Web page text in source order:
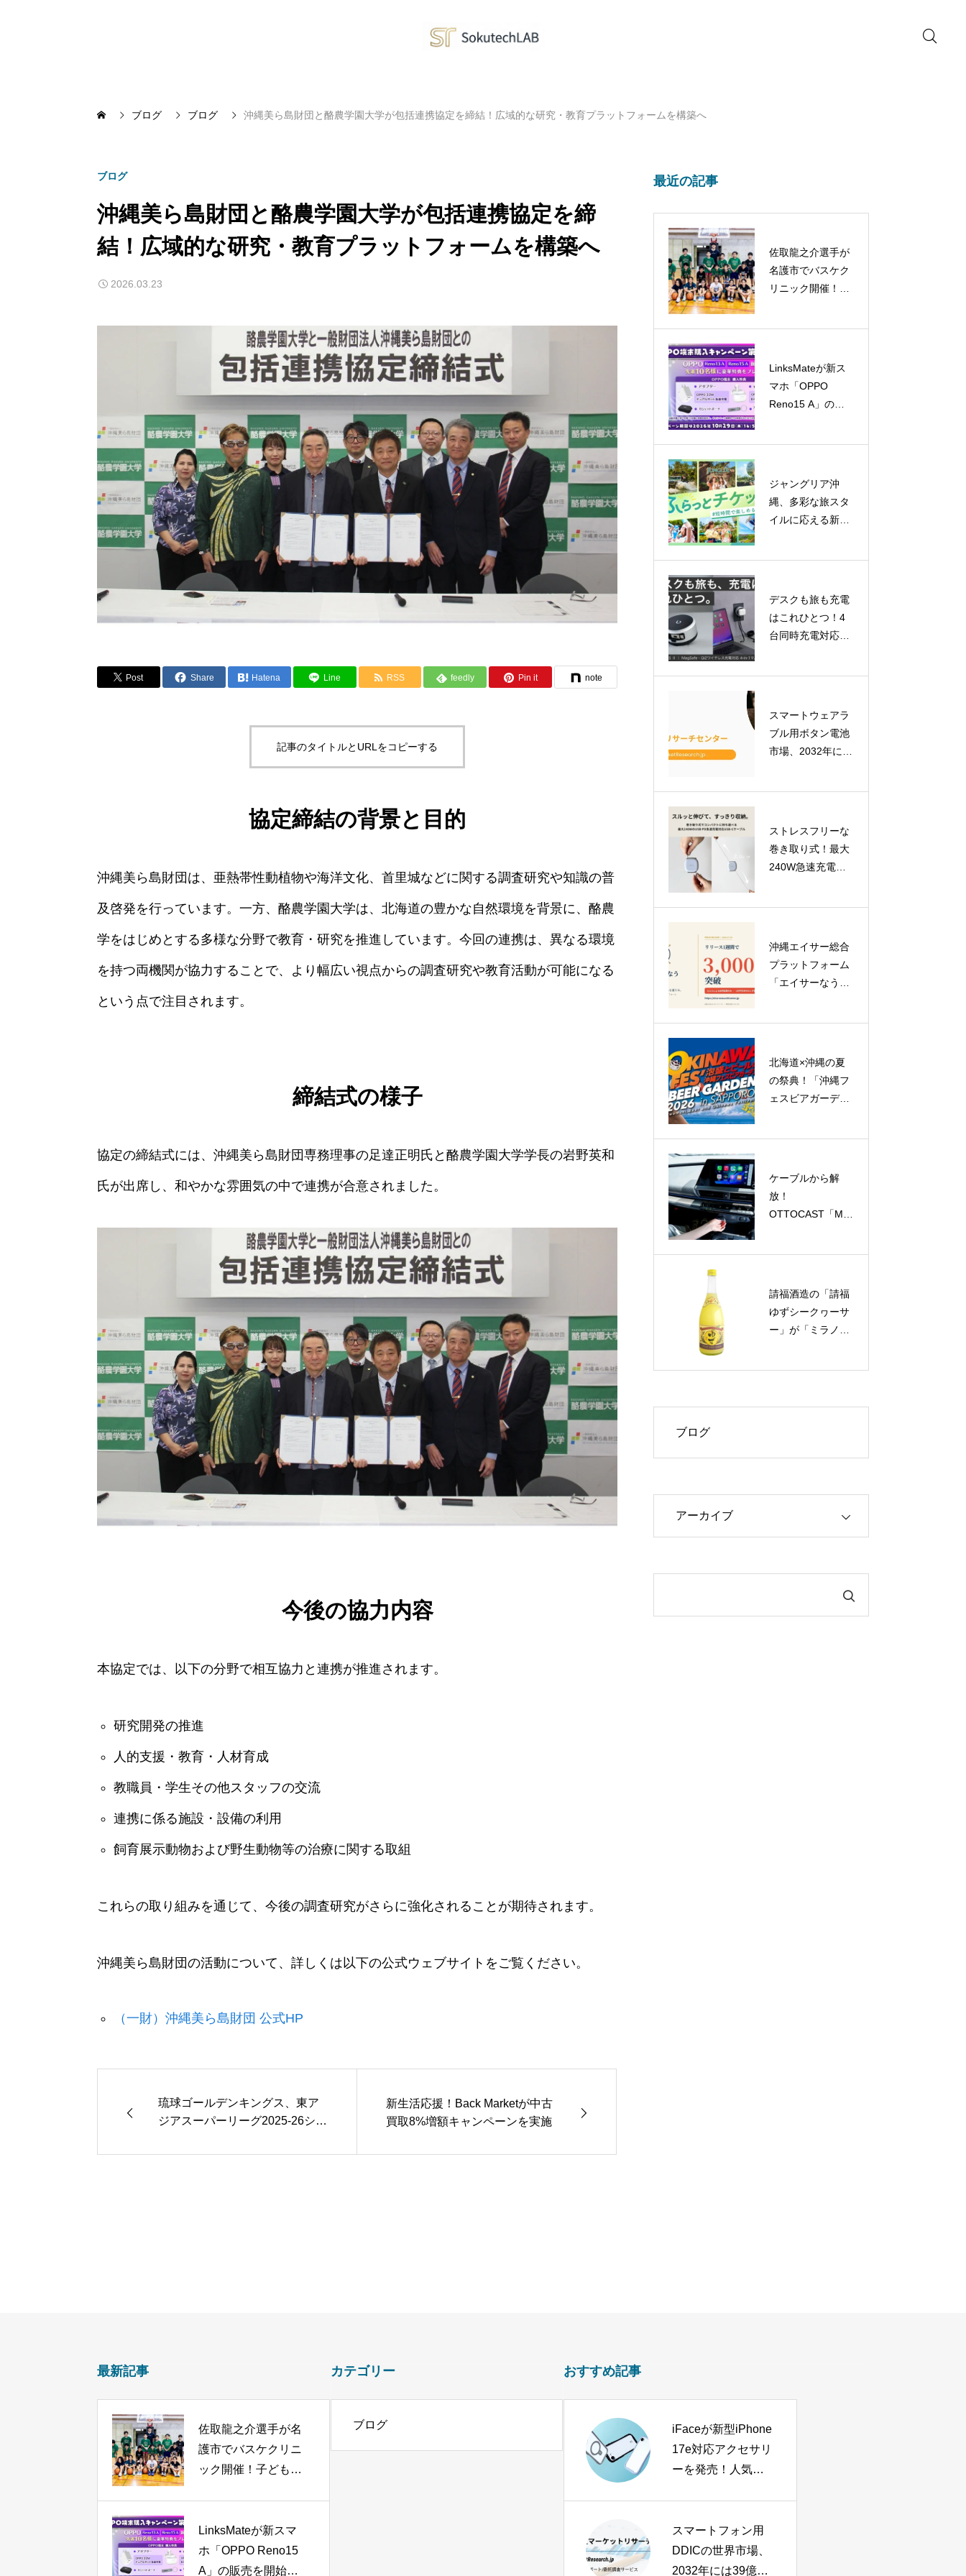
ブログ ブログ 沖縄美ら島財団と酪農学園大学が包括連携協定を締結！広域的な研究・教育プラットフォームを構築へ
ブログ
沖縄美ら島財団と酪農学園大学が包括連携協定を締
結！広域的な研究・教育プラットフォームを構築へ
2026.03.23
Post Share Hatena Line RSS feedly Pin it note
記事のタイトルとURLをコピーする
協定締結の背景と目的
沖縄美ら島財団は、亜熱帯性動植物や海洋文化、首里城などに関する調査研究や知識の普
及啓発を行っています。一方、酪農学園大学は、北海道の豊かな自然環境を背景に、酪農
学をはじめとする多様な分野で教育・研究を推進しています。今回の連携は、異なる環境
を持つ両機関が協力することで、より幅広い視点からの調査研究や教育活動が可能になる
という点で注目されます。
締結式の様子
協定の締結式には、沖縄美ら島財団専務理事の足達正明氏と酪農学園大学学長の岩野英和
氏が出席し、和やかな雰囲気の中で連携が合意されました。
今後の協力内容
本協定では、以下の分野で相互協力と連携が推進されます。
研究開発の推進
人的支援・教育・人材育成
教職員・学生その他スタッフの交流
連携に係る施設・設備の利用
飼育展示動物および野生動物等の治療に関する取組
これらの取り組みを通じて、今後の調査研究がさらに強化されることが期待されます。
沖縄美ら島財団の活動について、詳しくは以下の公式ウェブサイトをご覧ください。
（一財）沖縄美ら島財団 公式HP
琉球ゴールデンキングス、東ア
ジアスーパーリーグ2025-26シー
新生活応援！Back Marketが中古
買取8%増額キャンペーンを実施
最近の記事
佐取龍之介選手が
名護市でバスケク
リニック開催！子
LinksMateが新ス
マホ「OPPO
Reno15 A」の販
ジャングリア沖
縄、多彩な旅スタ
イルに応える新チ
「ふらっとチケッ
化
デスクも旅も充電
はこれひとつ！4
台同時充電対応
スマートウェアラ
ブル用ボタン電池
市場、2032年には
ストレスフリーな
巻き取り式！最大
240W急速充電対
240W」が登場
沖縄エイサー総合
プラットフォーム
「エイサーなう」
北海道×沖縄の夏
の祭典！「沖縄フ
ェスビアガーデン
ケーブルから解
放！
OTTOCAST「Mini
に、今だけ
40%OFF！
請福酒造の「請福
ゆずシークヮーサ
ー」が「ミラノ酒
ブログ
最新記事
佐取龍之介選手が名
護市でバスケクリニ
ック開催！子どもた
LinksMateが新スマ
ホ「OPPO Reno15
A」の販売を開始！
カテゴリー
ブログ
おすすめ記事
iFaceが新型iPhone
17e対応アクセサリ
ーを発売！人気シ
スマートフォン用
DDICの世界市場、
2032年には39億ド